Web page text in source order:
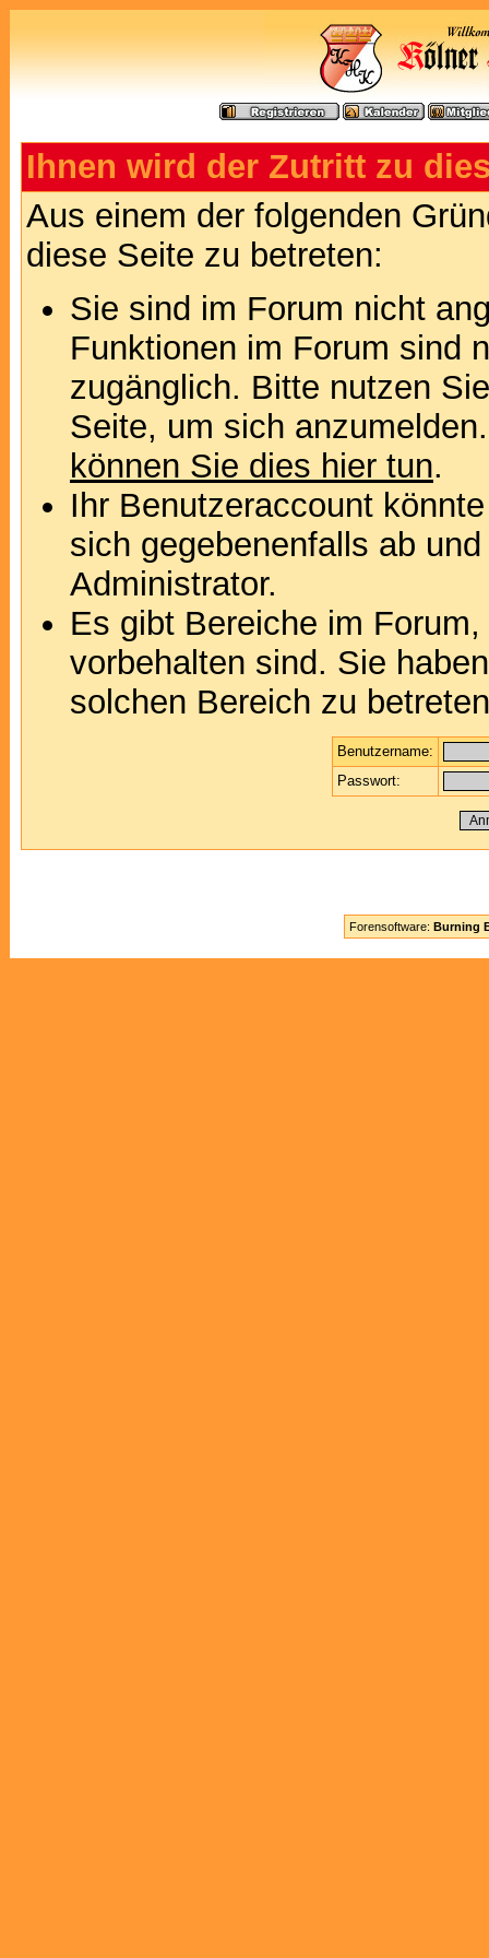
Ihnen wird der Zutritt zu
Aus einem der folgenden
diese Seite zu betreten:
Sie sind im Forum nicht
Funktionen im Forum sind
zugänglich. Bitte nutzen
Seite, um sich
können Sie dies hier tun.
Ihr Benutzeraccount
sich gegebenenfalls ab
Administrator.
Es gibt Bereiche im
vorbehalten sind. Sie
solchen Bereich zu
Benutzername:
Passwort:
Forensoftware: Burning